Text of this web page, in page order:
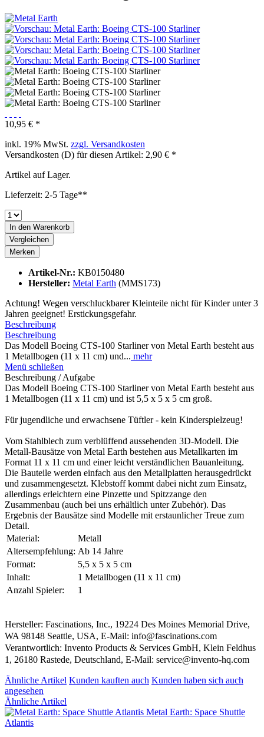
10,95 € *
inkl. 19% MwSt. zzgl. Versandkosten
Versandkosten (D) für diesen Artikel: 2,90 € *
Artikel auf Lager.
Lieferzeit: 2-5 Tage**
In den Warenkorb
Vergleichen
Merken
Artikel-Nr.: KB0150480
Hersteller: Metal Earth (MMS173)
Achtung! Wegen verschluckbarer Kleinteile nicht für Kinder unter 3
Jahren geeignet! Erstickungsgefahr.
Beschreibung
Beschreibung
Das Modell Boeing CTS-100 Starliner von Metal Earth besteht aus
1 Metallbogen (11 x 11 cm) und... mehr
Menü schließen
Beschreibung / Aufgabe
Das Modell Boeing CTS-100 Starliner von Metal Earth besteht aus
1 Metallbogen (11 x 11 cm) und ist 5,5 x 5 x 5 cm groß.
Für jugendliche und erwachsene Tüftler - kein Kinderspielzeug!
Vom Stahlblech zum verblüffend aussehenden 3D-Modell. Die
Metall-Bausätze von Metal Earth bestehen aus Metallkarten im
Format 11 x 11 cm und einer leicht verständlichen Bauanleitung.
Die Bauteile werden einfach aus den Metallplatten herausgedrückt
und zusammengesetzt. Klebstoff kommt dabei nicht zum Einsatz,
allerdings erleichtern eine Pinzette und Spitzzange den
Zusammenbau (auch bei uns erhältlich unter Zubehör). Das
Ergebnis der Bausätze sind Modelle mit erstaunlicher Treue zum
Detail.
Material:
Metall
Altersempfehlung: Ab 14 Jahre
Format:
5,5 x 5 x 5 cm
Inhalt:
1 Metallbogen (11 x 11 cm)
Anzahl Spieler:
1
Hersteller: Fascinations, Inc., 19224 Des Moines Memorial Drive,
WA 98148 Seattle, USA, E-Mail: info@fascinations.com
Verantwortlich: Invento Products & Services GmbH, Klein Feldhus
1, 26180 Rastede, Deutschland, E-Mail: service@invento-hq.com
Ähnliche Artikel Kunden kauften auch Kunden haben sich auch
angesehen
Ähnliche Artikel
Metal Earth: Space Shuttle
Atlantis